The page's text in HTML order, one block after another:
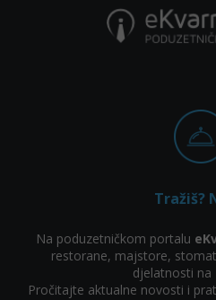
Tražiš?
Na poduzetničkom portalu
restorane, majstore,
djelatnosti na
Pročitajte aktualne novosti i